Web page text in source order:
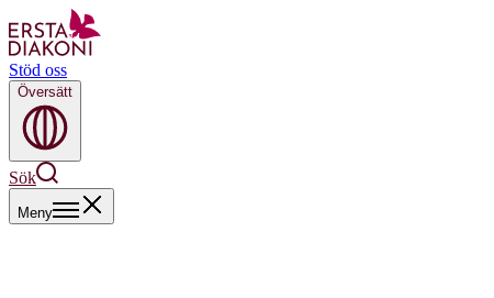
Stöd oss
Översätt
Sök
Meny